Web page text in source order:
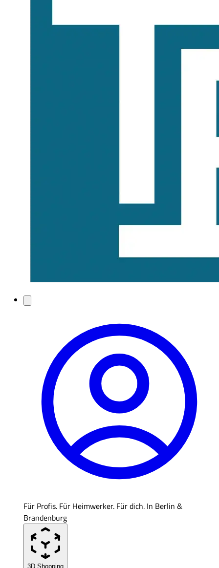
Für Profis. Für Heimwerker. Für dich. In Berlin &
Brandenburg
3D Shopping